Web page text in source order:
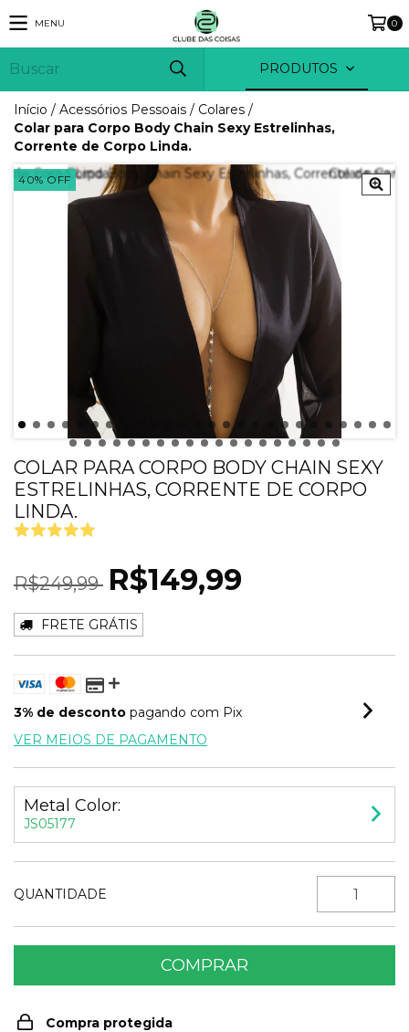
MENU 0
PRODUTOS
Início / Acessórios Pessoais / Colares /
Colar para Corpo Body Chain Sexy Estrelinhas,
Corrente de Corpo Linda.
40% OFF
COLAR PARA CORPO BODY CHAIN SEXY
ESTRELINHAS, CORRENTE DE CORPO
LINDA.
R$249,99 R$149,99
FRETE GRÁTIS
3% de desconto pagando com Pix
VER MEIOS DE PAGAMENTO
Metal Color:
JS05177
QUANTIDADE
Compra protegida